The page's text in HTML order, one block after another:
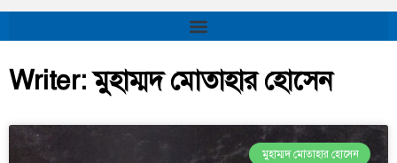
Writer: মুহাম্মদ মোতাহার হোসেন
মুহাম্মদ মোতাহার হোসেন